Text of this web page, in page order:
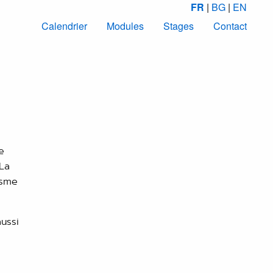
FR | BG| EN
Calendrier
Modules Stages Contact